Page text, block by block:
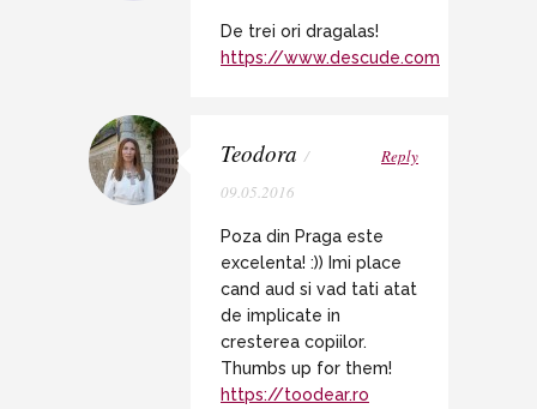
De trei ori dragalas!
https://www.descude.com
Teodora /
09.05.2016
Reply
Poza din Praga este
excelenta! :)) Imi place
cand aud si vad tati atat
de implicate in
cresterea copiilor.
Thumbs up for them!
https://toodear.ro